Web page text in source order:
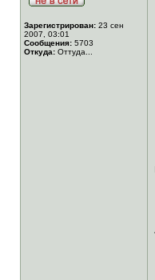
Зарегистрирован: 23 сен
2007, 03:01
Сообщения: 5703
Откуда: Оттуда...